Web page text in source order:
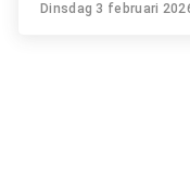
Dinsdag 3 februari